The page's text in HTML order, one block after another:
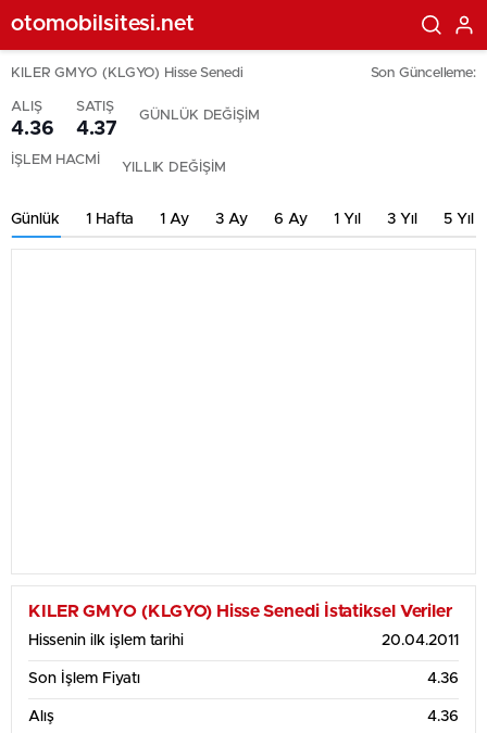
otomobilsitesi.net
KILER GMYO (KLGYO) Hisse Senedi Son Güncelleme:
ALIŞ
4.36
SATIŞ
4.37
GÜNLÜK DEĞİŞİM
İŞLEM HACMİ YILLIK DEĞİŞİM
Günlük 1 Hafta 1 Ay 3 Ay 6 Ay 1 Yıl 3 Yıl 5 Yıl
KILER GMYO (KLGYO) Hisse Senedi İstatiksel Veriler
Hissenin ilk işlem tarihi 20.04.2011
Son İşlem Fiyatı 4.36
Alış 4.36